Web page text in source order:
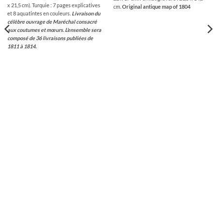
x 21,5 cm). Turquie : 7 pages explicatives
et 8 aquatintes en couleurs. Livraison du
célèbre ouvrage de Maréchal consacré
aux coutumes et mœurs. L’ensemble sera
composé de 36 livraisons publiées de
1811 à 1814.
cm. Original antique map of 1804